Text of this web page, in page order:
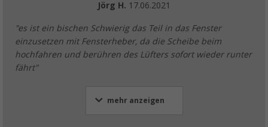
Jörg H. 17.06.2021
"es ist ein bischen Schwierig das Teil in das Fenster
einzusetzen mit Fensterheber, da die Scheibe beim
hochfahren und berühren des Lüfters sofort wieder runter
fährt"
mehr anzeigen